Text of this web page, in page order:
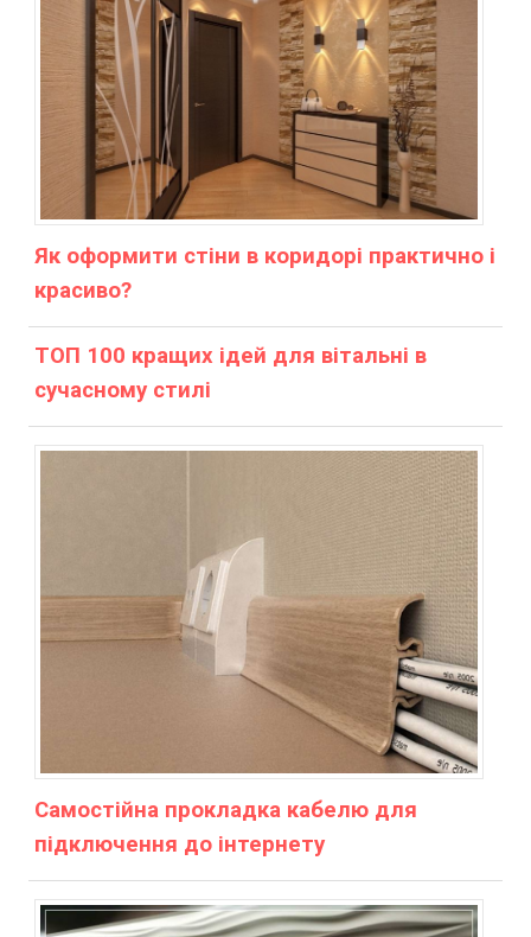
Як оформити стіни в коридорі практично і
красиво?
ТОП 100 кращих ідей для вітальні в
сучасному стилі
Самостійна прокладка кабелю для
підключення до інтернету